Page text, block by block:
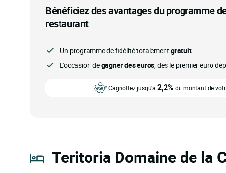
Bénéficiez des avantages du programme
restaurant
Un programme de fidélité totalement gratuit
L'occasion degagner des euros , dès le premier euro
Cagnottez jusqu'à 2,2%du montant de
Teritoria Domaine de la